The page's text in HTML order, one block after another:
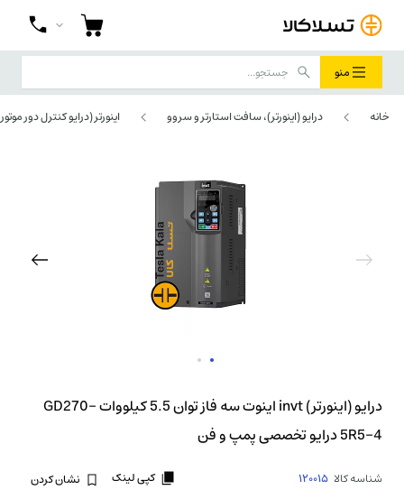
منو
خانه درایو (اینورتر)، سافت استارتر و سروو اینورتر (درایو کنترل دور
درایو (اینورتر) invt اینوت سه فاز توان 5.5 کیلووات GD270-
5R5-4 درایو تخصصی پمپ و فن
شناسه کالا 120015 کپی لینک نشان کردن